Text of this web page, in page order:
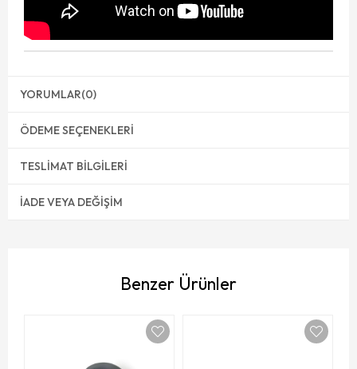
YORUMLAR(0)
ÖDEME SEÇENEKLERI
TESLIMAT BILGILERI
İADE VEYA DEĞIŞIM
Benzer Ürünler